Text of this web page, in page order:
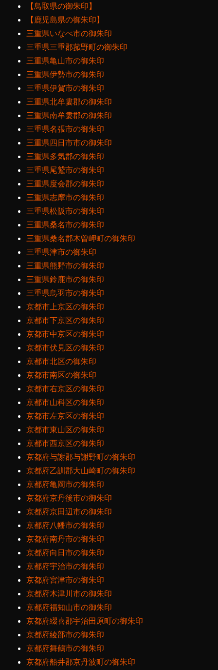
【鳥取県の御朱印】
【鹿児島県の御朱印】
三重県いなべ市の御朱印
三重県三重郡菰野町の御朱印
三重県亀山市の御朱印
三重県伊勢市の御朱印
三重県伊賀市の御朱印
三重県北牟婁郡の御朱印
三重県南牟婁郡の御朱印
三重県名張市の御朱印
三重県四日市市の御朱印
三重県多気郡の御朱印
三重県尾鷲市の御朱印
三重県度会郡の御朱印
三重県志摩市の御朱印
三重県松阪市の御朱印
三重県桑名市の御朱印
三重県桑名郡木曽岬町の御朱印
三重県津市の御朱印
三重県熊野市の御朱印
三重県鈴鹿市の御朱印
三重県鳥羽市の御朱印
京都市上京区の御朱印
京都市下京区の御朱印
京都市中京区の御朱印
京都市伏見区の御朱印
京都市北区の御朱印
京都市南区の御朱印
京都市右京区の御朱印
京都市山科区の御朱印
京都市左京区の御朱印
京都市東山区の御朱印
京都市西京区の御朱印
京都府与謝郡与謝野町の御朱印
京都府乙訓郡大山崎町の御朱印
京都府亀岡市の御朱印
京都府京丹後市の御朱印
京都府京田辺市の御朱印
京都府八幡市の御朱印
京都府南丹市の御朱印
京都府向日市の御朱印
京都府宇治市の御朱印
京都府宮津市の御朱印
京都府木津川市の御朱印
京都府福知山市の御朱印
京都府綴喜郡宇治田原町の御朱印
京都府綾部市の御朱印
京都府舞鶴市の御朱印
京都府船井郡京丹波町の御朱印